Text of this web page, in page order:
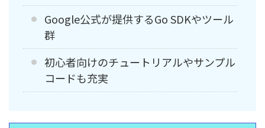
Google公式が提供するGo SDKやツール
群
初心者向けのチュートリアルやサンプル
コードも充実